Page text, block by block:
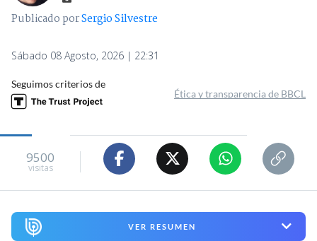
Publicado porSergio Silvestre
Sábado 08 Agosto, 2026 | 22:31
Seguimos criterios de
Ética y transparencia de BBCL
9500
visitas
VER RESUMEN